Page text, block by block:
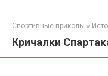
Спортивные приколы »
Кричалки